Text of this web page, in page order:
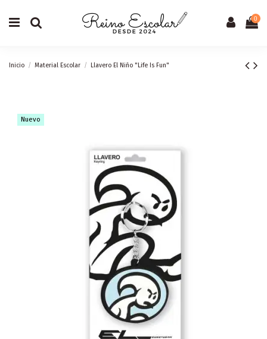
0
Inicio Material Escolar Llavero El Niño "Life Is Fun"
Nuevo